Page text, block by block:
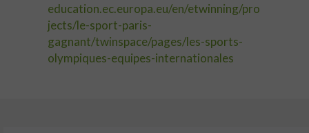
education.ec.europa.eu/en/etwinning/pro
jects/le-sport-paris-
gagnant/twinspace/pages/les-sports-
olympiques-equipes-internationales